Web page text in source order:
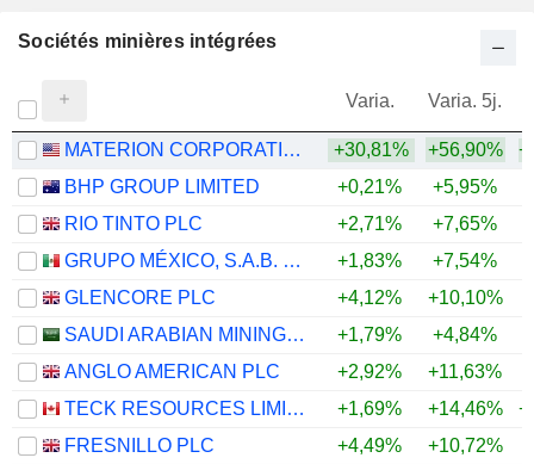
Sociétés minières intégrées
Varia. Varia. 5j.
MATERION CORPORATION +30,81% +56,90%
BHP GROUP LIMITED
+0,21% +5,95%
RIO TINTO PLC
+2,71% +7,65%
GRUPO MÉXICO, S.A.B. DE C.V.
+1,83% +7,54%
GLENCORE PLC
+4,12% +10,10%
SAUDI ARABIAN MINING COMPANY (MAADEN)
+1,79% +4,84%
ANGLO AMERICAN PLC
+2,92% +11,63%
TECK RESOURCES LIMITED
+1,69% +14,46%
FRESNILLO PLC
+4,49% +10,72%